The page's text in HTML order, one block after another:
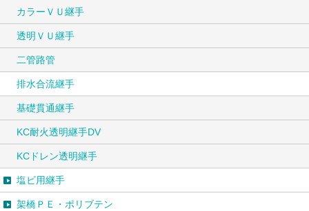
カラーＶＵ継手
透明ＶＵ継手
二管路管
排水合流継手
基礎貫通継手
KC耐火透明継手DV
KCドレン透明継手
塩ビ用継手
架橋ＰＥ・ポリブテン